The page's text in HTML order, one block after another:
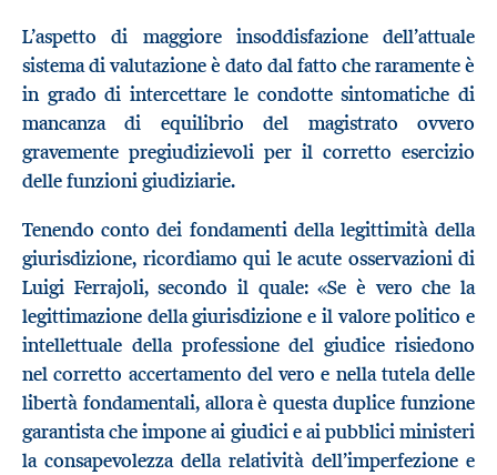
L’aspetto di maggiore insoddisfazione dell’attuale
sistema di valutazione è dato dal fatto che raramente è
in grado di intercettare le condotte sintomatiche di
mancanza di equilibrio del magistrato ovvero
gravemente pregiudizievoli per il corretto esercizio
delle funzioni giudiziarie.
Tenendo conto dei fondamenti della legittimità della
giurisdizione, ricordiamo qui le acute osservazioni di
Luigi Ferrajoli, secondo il quale: «Se è vero che la
legittimazione della giurisdizione e il valore politico e
intellettuale della professione del giudice risiedono
nel corretto accertamento del vero e nella tutela delle
libertà fondamentali, allora è questa duplice funzione
garantista che impone ai giudici e ai pubblici ministeri
la consapevolezza della relatività dell’imperfezione e